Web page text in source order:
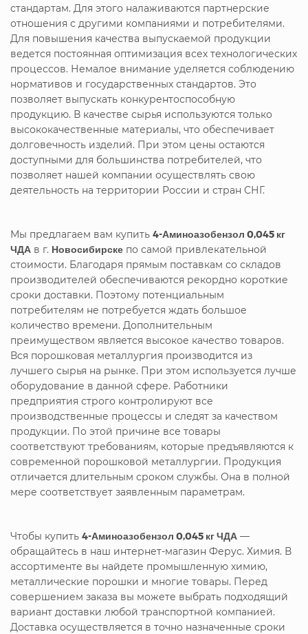
стандартам. Для этого налаживаются партнерские
отношения с другими компаниями и потребителями.
Для повышения качества выпускаемой продукции
ведется постоянная оптимизация всех технологических
процессов. Немалое внимание уделяется соблюдению
нормативов и государственных стандартов. Это
позволяет выпускать конкурентоспособную
продукцию. В качестве сырья используются только
высококачественные материалы, что обеспечивает
долговечность изделий. При этом цены остаются
доступными для большинства потребителей, что
позволяет нашей компании осуществлять свою
деятельность на территории России и стран СНГ.
Мы предлагаем вам купить 4-Аминоазобензол 0,045 кг
ЧДА в г. Новосибирске по самой привлекательной
стоимости. Благодаря прямым поставкам со складов
производителей обеспечиваются рекордно короткие
сроки доставки. Поэтому потенциальным
потребителям не потребуется ждать большое
количество времени. Дополнительным
преимуществом является высокое качество товаров.
Вся порошковая металлургия производится из
лучшего сырья на рынке. При этом используется лучше
оборудование в данной сфере. Работники
предприятия строго контролируют все
производственные процессы и следят за качеством
продукции. По этой причине все товары
соответствуют требованиям, которые предъявляются к
современной порошковой металлургии. Продукция
отличается длительным сроком службы. Она в полной
мере соответствует заявленным параметрам.
Чтобы купить 4-Аминоазобензол 0,045 кг ЧДА —
обращайтесь в наш интернет-магазин Ферус. Химия. В
ассортименте вы найдете промышленную химию,
металлические порошки и многие товары. Перед
совершением заказа вы можете выбрать подходящий
вариант доставки любой транспортной компанией.
Доставка осуществляется в точно назначенные сроки